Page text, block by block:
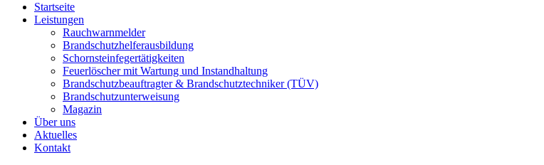
Startseite
Leistungen
Rauchwarnmelder
Brandschutzhelferausbildung
Schornsteinfegertätigkeiten
Feuerlöscher mit Wartung und Instandhaltung
Brandschutzbeauftragter & Brandschutztechniker (TÜV)
Brandschutzunterweisung
Magazin
Über uns
Aktuelles
Kontakt